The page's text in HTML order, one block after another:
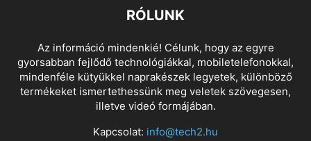
RÓLUNK
Az információ mindenkié! Célunk, hogy az egyre
gyorsabban fejlődő technológiákkal, mobiletelefonokkal,
mindenféle kütyükkel naprakészek legyetek, különböző
termékeket ismertethessünk meg veletek szövegesen,
illetve videó formájában.
Kapcsolat: info@tech2.hu